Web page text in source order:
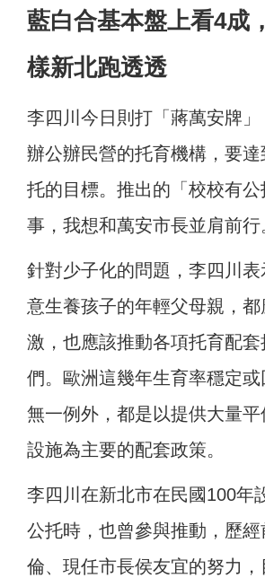
藍白合基本盤上看4成
樣新北跑透透
李四川今日則打「蔣萬安牌」
辦公辦民營的托育機構，要
托的目標。推出的「校校有
事，我想和萬安市長並肩前行
針對少子化的問題，李四川
意生養孩子的年輕父母親，
激，也應該推動各項托育配
們。歐洲這幾年生育率穩定或
無一例外，都是以提供大量
設施為主要的配套政策。
李四川在新北市在民國100年
公托時，也曾參與推動，歷經
倫、現任市長侯友宜的努力